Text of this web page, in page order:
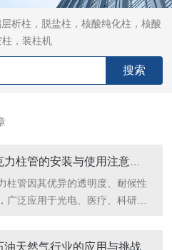
析柱，脱盐柱，核酸纯化柱，核酸
，装柱机
柱管因其优异的透明度、耐候性
广泛应用于光电、医疗、科研等
油天然气行业的应用与挑战